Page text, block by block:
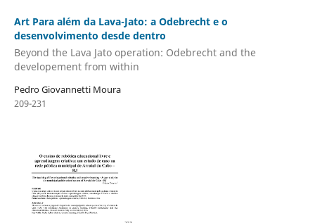
Art Para além da Lava-Jato: a Odebrecht e o
desenvolvimento desde dentro
Beyond the Lava Jato operation: Odebrecht and the
developement from within
Pedro Giovannetti Moura
209-231